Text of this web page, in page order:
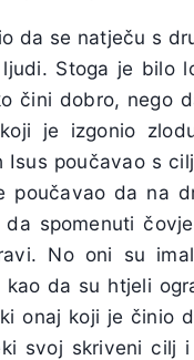
da se natječu s
Stoga je bilo
čini dobro, nego
je izgonio
poučavao s
poučavao da na
spomenuti
No oni su
da su htjeli
onaj koji je činio
svoj skriveni